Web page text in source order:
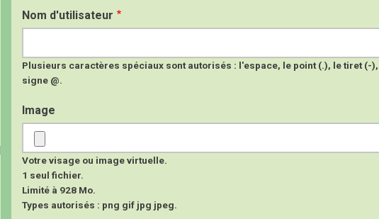
Nom d'utilisateur
Plusieurs caractères spéciaux sont autorisés : l'espace, le point (.), le tiret (-
signe @.
Image
Votre visage ou image virtuelle.
1 seul fichier.
Limité à 928 Mo.
Types autorisés : png gif jpg jpeg.